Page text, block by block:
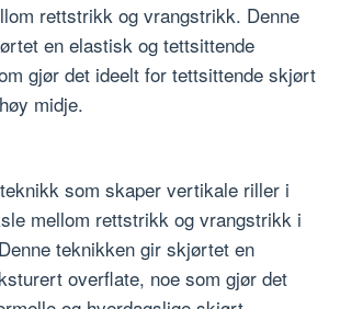
rettstrikk og vrangstrikk. Denne
en elastisk og tettsittende
gjør det ideelt for tettsittende skjørt
midje.
som skaper vertikale riller i
mellom rettstrikk og vrangstrikk i
teknikken gir skjørtet en
overflate, noe som gjør det